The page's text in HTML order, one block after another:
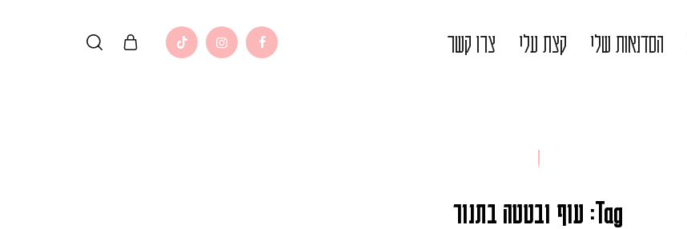
הסדנאות שלי קצת עלי צרו קשר
Tag: עוף ובטטה בתנור